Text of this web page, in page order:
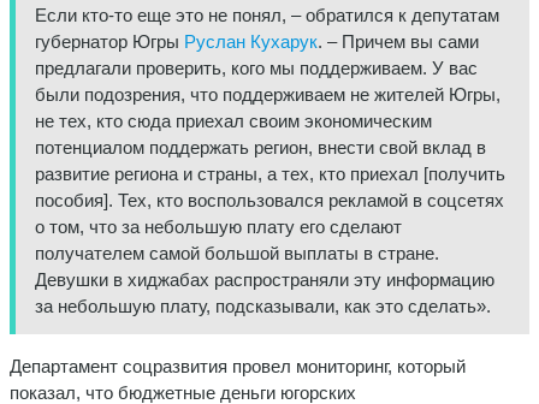
Если кто-то еще это не понял, – обратился к депутатам
губернатор Югры Руслан Кухарук. – Причем вы сами
предлагали проверить, кого мы поддерживаем. У вас
были подозрения, что поддерживаем не жителей Югры,
не тех, кто сюда приехал своим экономическим
потенциалом поддержать регион, внести свой вклад в
развитие региона и страны, а тех, кто приехал [получить
пособия]. Тех, кто воспользовался рекламой в соцсетях
о том, что за небольшую плату его сделают
получателем самой большой выплаты в стране.
Девушки в хиджабах распространяли эту информацию
за небольшую плату, подсказывали, как это сделать».
Департамент соцразвития провел мониторинг, который
показал, что бюджетные деньги югорских